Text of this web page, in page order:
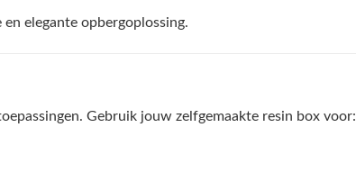
elegante opbergoplossing.
Gebruik jouw zelfgemaakte resin box voor: